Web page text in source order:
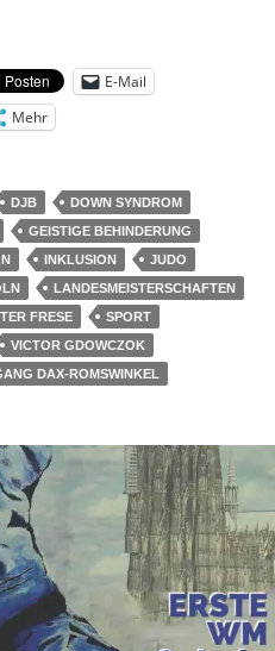
E-Mail
Mehr
DJB
DOWN SYNDROM
GEISTIGE BEHINDERUNG
INKLUSION
JUDO
LANDESMEISTERSCHAFTEN
FRESE
SPORT
VICTOR GDOWCZOK
DAX-ROMSWINKEL